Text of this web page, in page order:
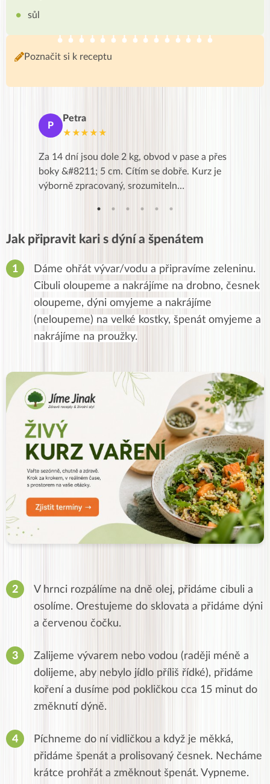
sůl
Poznačit si k receptu
P
Petra
★★★★★
Za 14 dní jsou dole 2 kg, obvod v pase a přes
boky &#8211; 5 cm. Cítím se dobře. Kurz je
výborně zpracovaný, srozumiteln…
Jak připravit kari s dýní a špenátem
Dáme ohřát vývar/vodu a připravíme zeleninu.
Cibuli oloupeme a nakrájíme na drobno, česnek
oloupeme, dýni omyjeme a nakrájíme
(neloupeme) na velké kostky, špenát omyjeme a
nakrájíme na proužky.
V hrnci rozpálíme na dně olej, přidáme cibuli a
osolíme. Orestujeme do sklovata a přidáme dýni
a červenou čočku.
Zalijeme vývarem nebo vodou (raději méně a
dolijeme, aby nebylo jídlo příliš řídké), přidáme
koření a dusíme pod pokličkou cca 15 minut do
změknutí dýně.
Píchneme do ní vidličkou a když je měkká,
přidáme špenát a prolisovaný česnek. Necháme
krátce prohřát a změknout špenát. Vypneme.